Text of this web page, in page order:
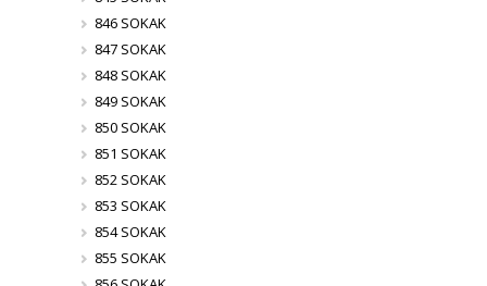
846 SOKAK
847 SOKAK
848 SOKAK
849 SOKAK
850 SOKAK
851 SOKAK
852 SOKAK
853 SOKAK
854 SOKAK
855 SOKAK